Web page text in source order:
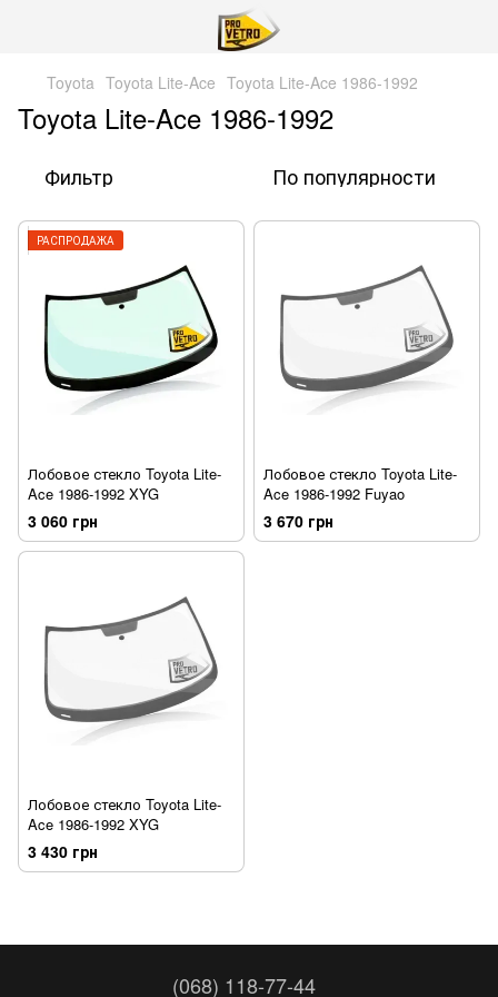
Toyota Toyota Lite-Ace Toyota Lite-Ace 1986-1992
Toyota Lite-Ace 1986-1992
Фильтр По популярности
РАСПРОДАЖА
Лобовое стекло Toyota Lite-
Ace 1986-1992 XYG
3 060 грн
Лобовое стекло Toyota Lite-
Ace 1986-1992 Fuyao
3 670 грн
Лобовое стекло Toyota Lite-
Ace 1986-1992 XYG
3 430 грн
(068) 118-77-44